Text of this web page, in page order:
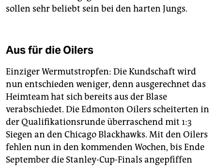
sollen sehr beliebt sein bei den harten Jungs.
Aus für die Oilers
Einziger Wermutstropfen: Die Kundschaft wird
nun entschieden weniger, denn ausgerechnet das
Heimteam hat sich bereits aus der Blase
verabschiedet. Die Edmonton Oilers scheiterten in
der Qualifikationsrunde überraschend mit 1:3
Siegen an den Chicago Blackhawks. Mit den Oilers
fehlen nun in den kommenden Wochen, bis Ende
September die Stanley-Cup-Finals angepfiffen